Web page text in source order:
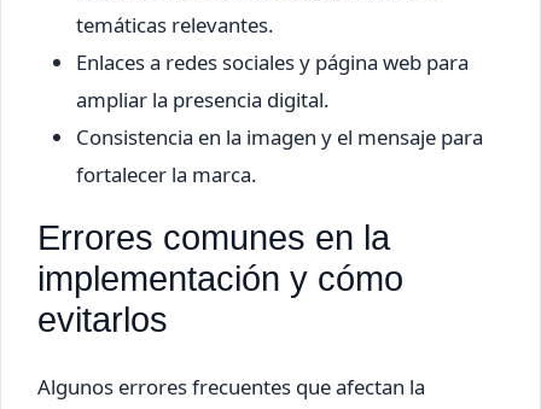
temáticas relevantes.
Enlaces a redes sociales y página web para
ampliar la presencia digital.
Consistencia en la imagen y el mensaje para
fortalecer la marca.
Errores comunes en la
implementación y cómo
evitarlos
Algunos errores frecuentes que afectan la